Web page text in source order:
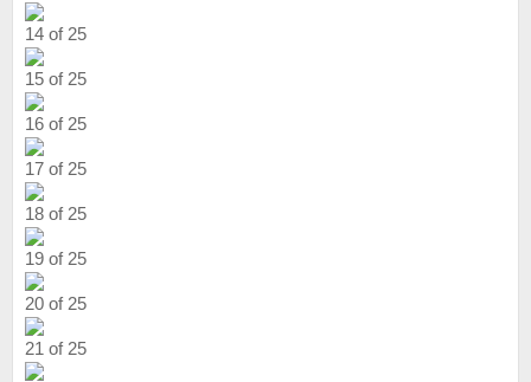
14 of 25
15 of 25
16 of 25
17 of 25
18 of 25
19 of 25
20 of 25
21 of 25